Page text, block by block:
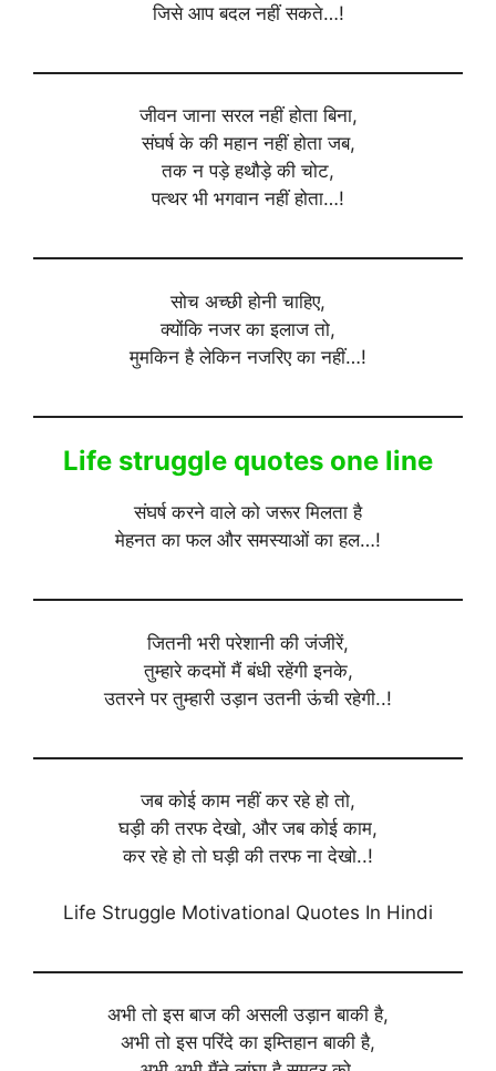
जिसे आप बदल नहीं सकते…!
जीवन जाना सरल नहीं होता बिना,
संघर्ष के की महान नहीं होता जब,
तक न पड़े हथौड़े की चोट,
पत्थर भी भगवान नहीं होता…!
सोच अच्छी होनी चाहिए,
क्योंकि नजर का इलाज तो,
मुमकिन है लेकिन नजरिए का नहीं…!
Life struggle quotes one line
संघर्ष करने वाले को जरूर मिलता है
मेहनत का फल और समस्याओं का हल…!
जितनी भरी परेशानी की जंजीरें,
तुम्हारे कदमों मैं बंधी रहेंगी इनके,
उतरने पर तुम्हारी उड़ान उतनी ऊंची रहेगी..!
जब कोई काम नहीं कर रहे हो तो,
घड़ी की तरफ देखो, और जब कोई काम,
कर रहे हो तो घड़ी की तरफ ना देखो..!
Life Struggle Motivational Quotes In Hindi
अभी तो इस बाज की असली उड़ान बाकी है,
अभी तो इस परिंदे का इम्तिहान बाकी है,